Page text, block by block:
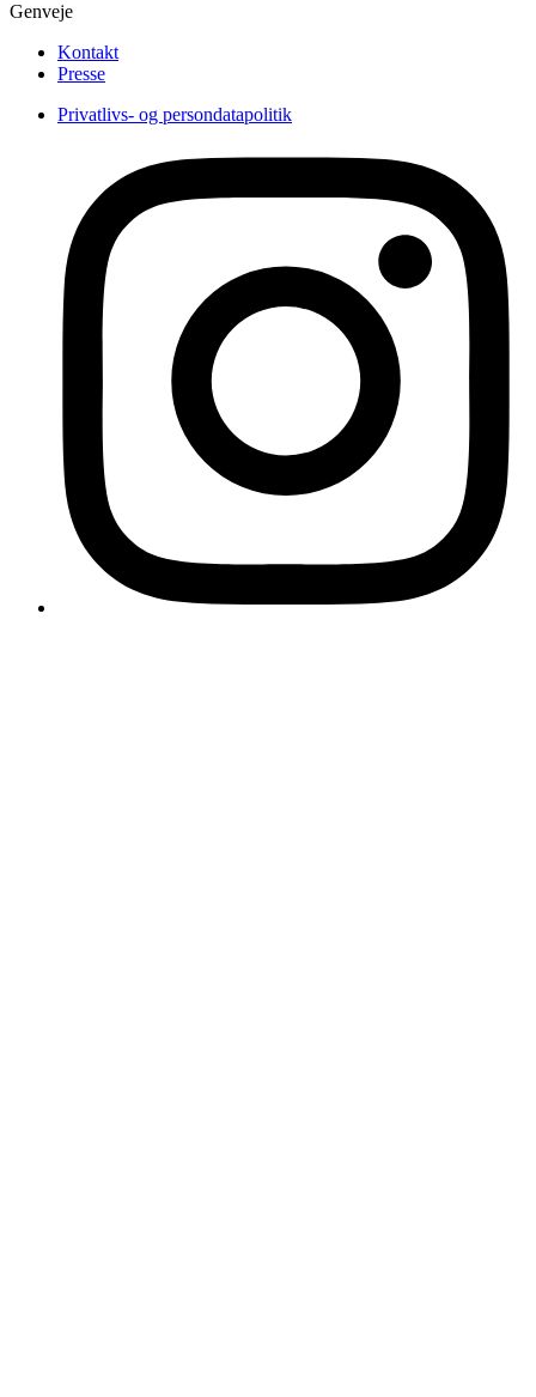
Genveje
Kontakt
Presse
Privatlivs- og persondatapolitik